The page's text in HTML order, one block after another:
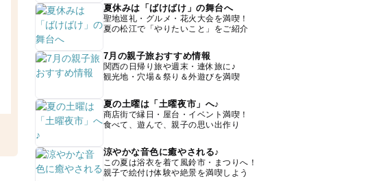
夏休みは「ばけばけ」の舞台へ
聖地巡礼・グルメ・花火大会を満喫！
夏の松江で「やりたいこと」をご紹介
7月の親子旅おすすめ情報
関西の日帰り旅や週末・連休旅に♪
観光地・穴場＆祭り＆外遊びを満喫
夏の土曜は「土曜夜市」へ♪
商店街で縁日・屋台・イベント満喫！
食べて、遊んで、親子の思い出作り
涼やかな音色に癒やされる♪
この夏は浴衣を着て風鈴市・まつりへ！
親子で絵付け体験や絶景を満喫しよう